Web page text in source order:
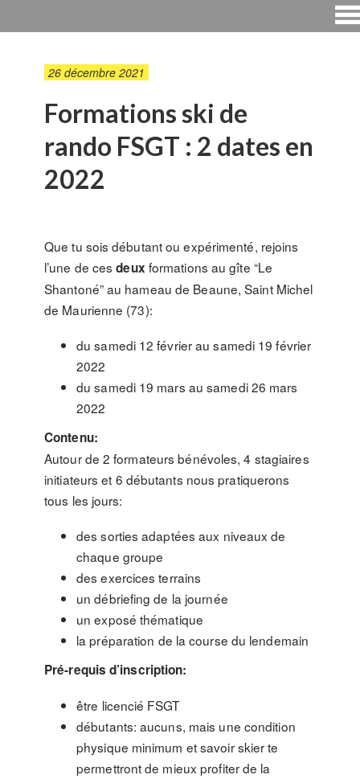
26 décembre 2021
Formations ski de
rando FSGT : 2 dates en
2022
Que tu sois débutant ou expérimenté, rejoins
l’une de cesdeux formations au gîte “Le
Shantoné” au hameau de Beaune, Saint Michel
de Maurienne (73):
du samedi 12 février au samedi 19 février
2022
du samedi 19 mars au samedi 26 mars
2022
Contenu:
Autour de 2 formateurs bénévoles, 4 stagiaires
initiateurs et 6 débutants nous pratiquerons
tous les jours:
des sorties adaptées aux niveaux de
chaque groupe
des exercices terrains
un débriefing de la journée
un exposé thématique
la préparation de la course du lendemain
Pré-requis d’inscription:
être licencié FSGT
débutants: aucuns, mais une condition
physique minimum et savoir skier te
permettront de mieux profiter de la